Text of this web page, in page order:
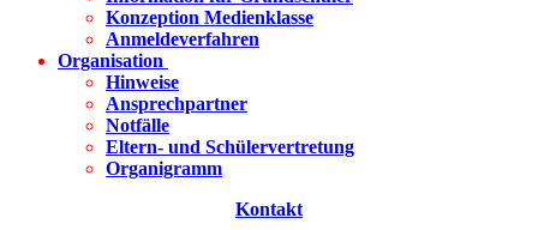
Konzeption Medienklasse
Anmeldeverfahren
Organisation
Hinweise
Ansprechpartner
Notfälle
Eltern- und Schülervertretung
Organigramm
Kontakt